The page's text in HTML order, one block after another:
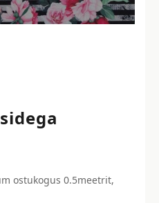
ostukogus 0.5meetrit,